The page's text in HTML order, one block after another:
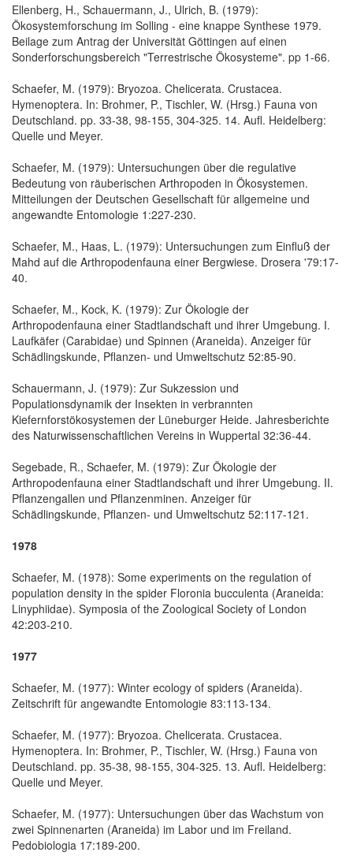
Ellenberg, H., Schauermann, J., Ulrich, B. (1979):
Ökosystemforschung im Solling - eine knappe Synthese 1979.
Beilage zum Antrag der Universität Göttingen auf einen
Sonderforschungsbereich "Terrestrische Ökosysteme". pp 1-66.
Schaefer, M. (1979): Bryozoa. Chelicerata. Crustacea.
Hymenoptera. In: Brohmer, P., Tischler, W. (Hrsg.) Fauna von
Deutschland. pp. 33-38, 98-155, 304-325. 14. Aufl. Heidelberg:
Quelle und Meyer.
Schaefer, M. (1979): Untersuchungen über die regulative
Bedeutung von räuberischen Arthropoden in Ökosystemen.
Mitteilungen der Deutschen Gesellschaft für allgemeine und
angewandte Entomologie 1:227-230.
Schaefer, M., Haas, L. (1979): Untersuchungen zum Einfluß der
Mahd auf die Arthropodenfauna einer Bergwiese. Drosera '79:17-
40.
Schaefer, M., Kock, K. (1979): Zur Ökologie der
Arthropodenfauna einer Stadtlandschaft und ihrer Umgebung. I.
Laufkäfer (Carabidae) und Spinnen (Araneida). Anzeiger für
Schädlingskunde, Pflanzen- und Umweltschutz 52:85-90.
Schauermann, J. (1979): Zur Sukzession und
Populationsdynamik der Insekten in verbrannten
Kiefernforstökosystemen der Lüneburger Heide. Jahresberichte
des Naturwissenschaftlichen Vereins in Wuppertal 32:36-44.
Segebade, R., Schaefer, M. (1979): Zur Ökologie der
Arthropodenfauna einer Stadtlandschaft und ihrer Umgebung. II.
Pflanzengallen und Pflanzenminen. Anzeiger für
Schädlingskunde, Pflanzen- und Umweltschutz 52:117-121.
1978
Schaefer, M. (1978): Some experiments on the regulation of
population density in the spider Floronia bucculenta (Araneida:
Linyphiidae). Symposia of the Zoological Society of London
42:203-210.
1977
Schaefer, M. (1977): Winter ecology of spiders (Araneida).
Zeitschrift für angewandte Entomologie 83:113-134.
Schaefer, M. (1977): Bryozoa. Chelicerata. Crustacea.
Hymenoptera. In: Brohmer, P., Tischler, W. (Hrsg.) Fauna von
Deutschland. pp. 35-38, 98-155, 304-325. 13. Aufl. Heidelberg:
Quelle und Meyer.
Schaefer, M. (1977): Untersuchungen über das Wachstum von
zwei Spinnenarten (Araneida) im Labor und im Freiland.
Pedobiologia 17:189-200.